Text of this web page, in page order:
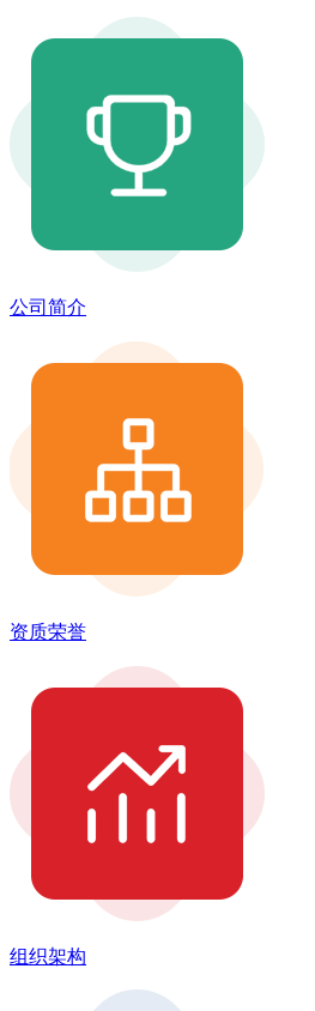
公司简介
资质荣誉
组织架构